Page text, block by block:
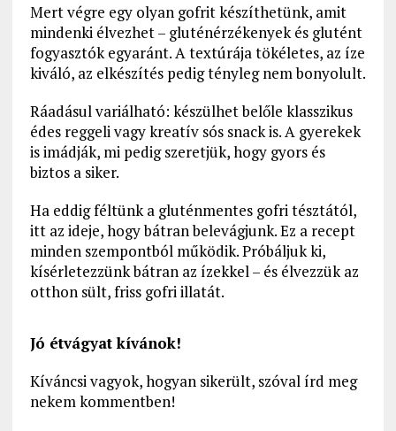
Mert végre egy olyan gofrit készíthetünk, amit
mindenki élvezhet – gluténérzékenyek és glutént
fogyasztók egyaránt. A textúrája tökéletes, az íze
kiváló, az elkészítés pedig tényleg nem bonyolult.
Ráadásul variálható: készülhet belőle klasszikus
édes reggeli vagy kreatív sós snack is. A gyerekek
is imádják, mi pedig szeretjük, hogy gyors és
biztos a siker.
Ha eddig féltünk a gluténmentes gofri tésztától,
itt az ideje, hogy bátran belevágjunk. Ez a recept
minden szempontból működik. Próbáljuk ki,
kísérletezzünk bátran az ízekkel – és élvezzük az
otthon sült, friss gofri illatát.
Jó étvágyat kívánok!
Kíváncsi vagyok, hogyan sikerült, szóval írd meg
nekem kommentben!